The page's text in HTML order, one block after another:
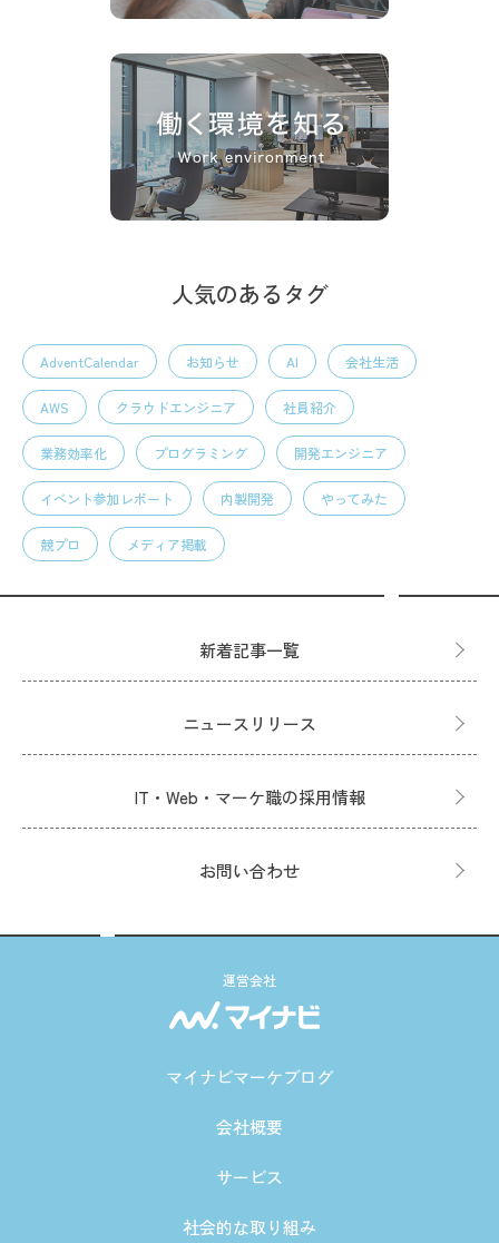
人気のあるタグ
AdventCalendar お知らせ AI 会社生活
AWS クラウドエンジニア 社員紹介
業務効率化 プログラミング 開発エンジニア
イベント参加レポート 内製開発 やってみた
競プロ メディア掲載
新着記事一覧
ニュースリリース
IT・Web・マーケ職の採用情報
お問い合わせ
運営会社
マイナビマーケブログ
会社概要
サービス
社会的な取り組み